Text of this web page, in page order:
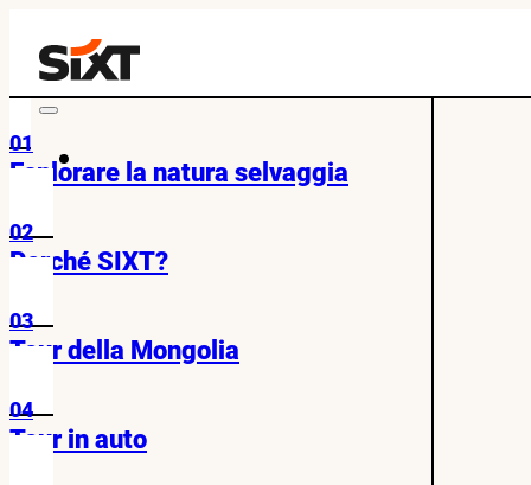
01
Esplorare la natura selvaggia
02
Perché SIXT?
03
Tour della Mongolia
04
Tour in auto